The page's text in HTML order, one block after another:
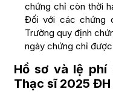
chứng chỉ còn thời
Đối với các chứng
Trường quy định
ngày chứng chỉ
Hồ sơ và lệ
Thạc sĩ 2025 ĐH